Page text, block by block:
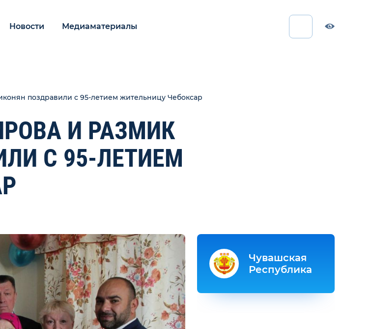
Новости Медиаматериалы
поздравили с 95-летием жительницу Чебоксар
И РАЗМИК
С 95-ЛЕТИЕМ
Чувашская
Республика